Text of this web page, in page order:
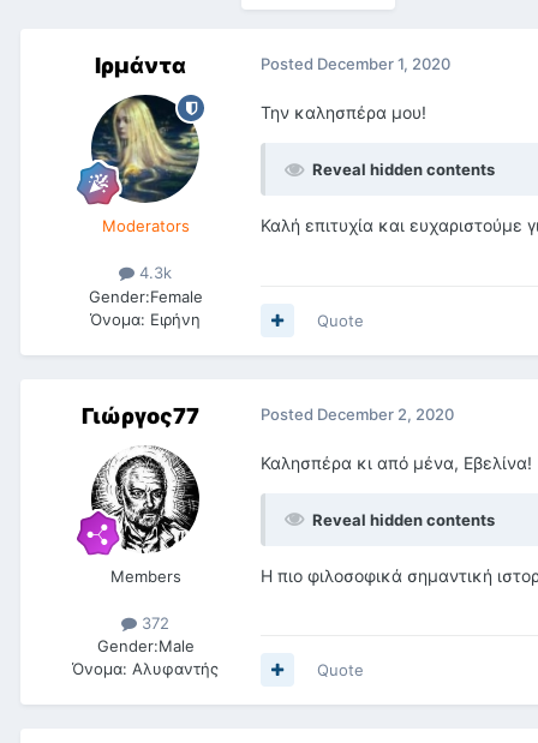
Ιρμάντα
Moderators
4.3k
Gender:Female
Όνομα: Ειρήνη
Posted December 1, 2020
Την καλησπέρα μου!
Reveal hidden contents
Καλή επιτυχία και ευχαριστούμε
Quote
Γιώργος77
Members
372
Gender:Male
Όνομα: Αλυφαντής
Posted December 2, 2020
Καλησπέρα κι από μένα, Εβελίνα!
Reveal hidden contents
Η πιο φιλοσοφικά σημαντική
Quote